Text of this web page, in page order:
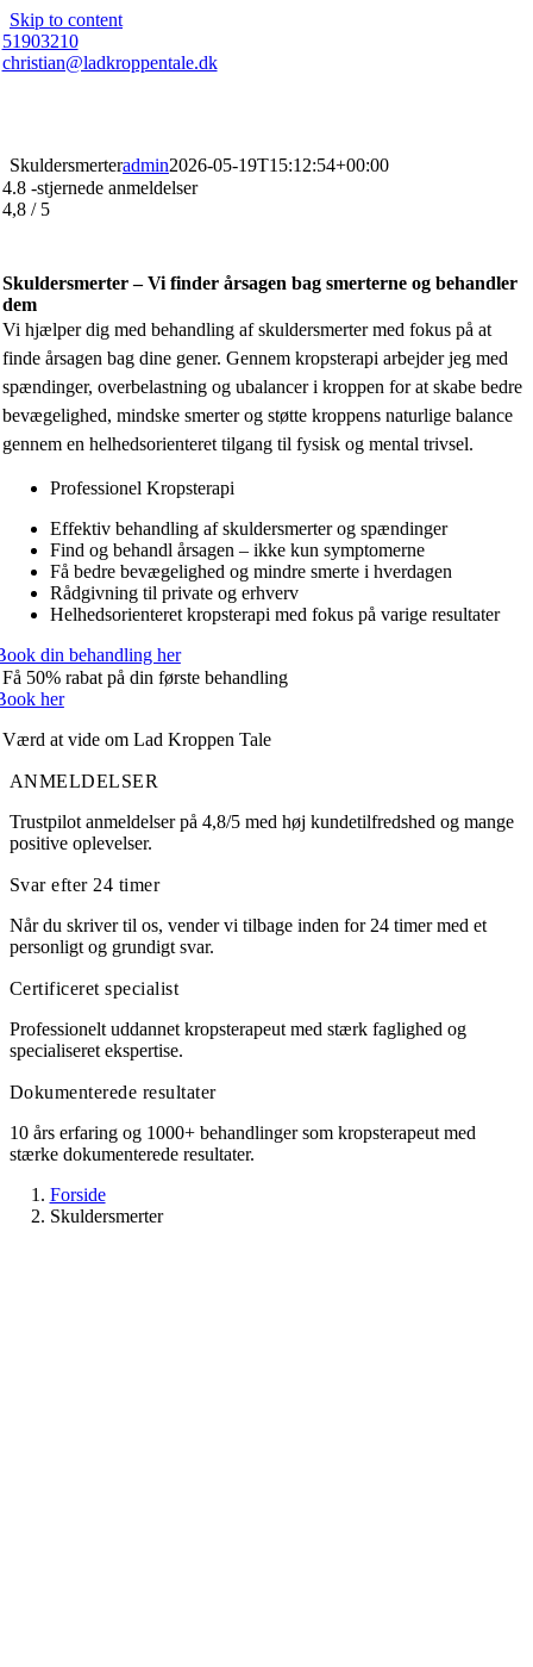
Skip to content
51903210
christian@ladkroppentale.dk
Skuldersmerteradmin2026-05-19T15:12:54+00:00
4.8 -stjernede anmeldelser
4,8/ 5
Skuldersmerter – Vi finder årsagen bag smerterne og behandler
dem
Vi hjælper dig med behandling af skuldersmerter med fokus på at
finde årsagen bag dine gener. Gennem kropsterapi arbejder jeg med
spændinger, overbelastning og ubalancer i kroppen for at skabe bedre
bevægelighed, mindske smerter og støtte kroppens naturlige balance
gennem en helhedsorienteret tilgang til fysisk og mental trivsel.
Professionel Kropsterapi
Effektiv behandling af skuldersmerter og spændinger
Find og behandl årsagen – ikke kun symptomerne
Få bedre bevægelighed og mindre smerte i hverdagen
Rådgivning til private og erhverv
Helhedsorienteret kropsterapi med fokus på varige resultater
din behandling her
Få 50% rabat på din første behandling
her
Værd at vide om Lad Kroppen Tale
ANMELDELSER
Trustpilot anmeldelser på 4,8/5 med høj kundetilfredshed og mange
positive oplevelser.
Svar efter 24 timer
Når du skriver til os, vender vi tilbage inden for 24 timer med et
personligt og grundigt svar.
Certificeret specialist
Professionelt uddannet kropsterapeut med stærk faglighed og
specialiseret ekspertise.
Dokumenterede resultater
10 års erfaring og 1000+ behandlinger som kropsterapeut med
stærke dokumenterede resultater.
Forside
Skuldersmerter